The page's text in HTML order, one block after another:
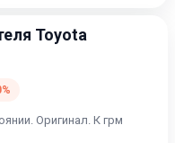
Toyota
Оригинал. К грм